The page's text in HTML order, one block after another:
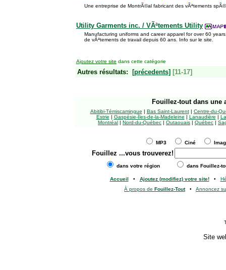
Une entreprise de MontrÃ©al fabricant des vÃªtements
Utility Garments inc. / VÃªtements Utility
Manufacturing uniforms and career apparel for over 60
de vÃªtements de travail depuis 60 ans. Info sur le site.
Ajoutez votre site dans cette catégorie
Autres résultats: [précedents] [11-17]
Fouillez-tout dans une
Abitibi-Témiscamingue | Bas Saint-Laurent| Centre-du-
Estrie | Gaspésie-Îles-de-la-Madeleine | Lanaudière |
Montréal | Nord-du-Québec | Outaouais | Québec |
MP3 Ciné
Fouillez ...vous trouverez!
dans votre région dans Fouillez-
Accueil • Ajoutez (modifiez) votre site!•
À propos de Fouillez-Tout• Annoncez
Site